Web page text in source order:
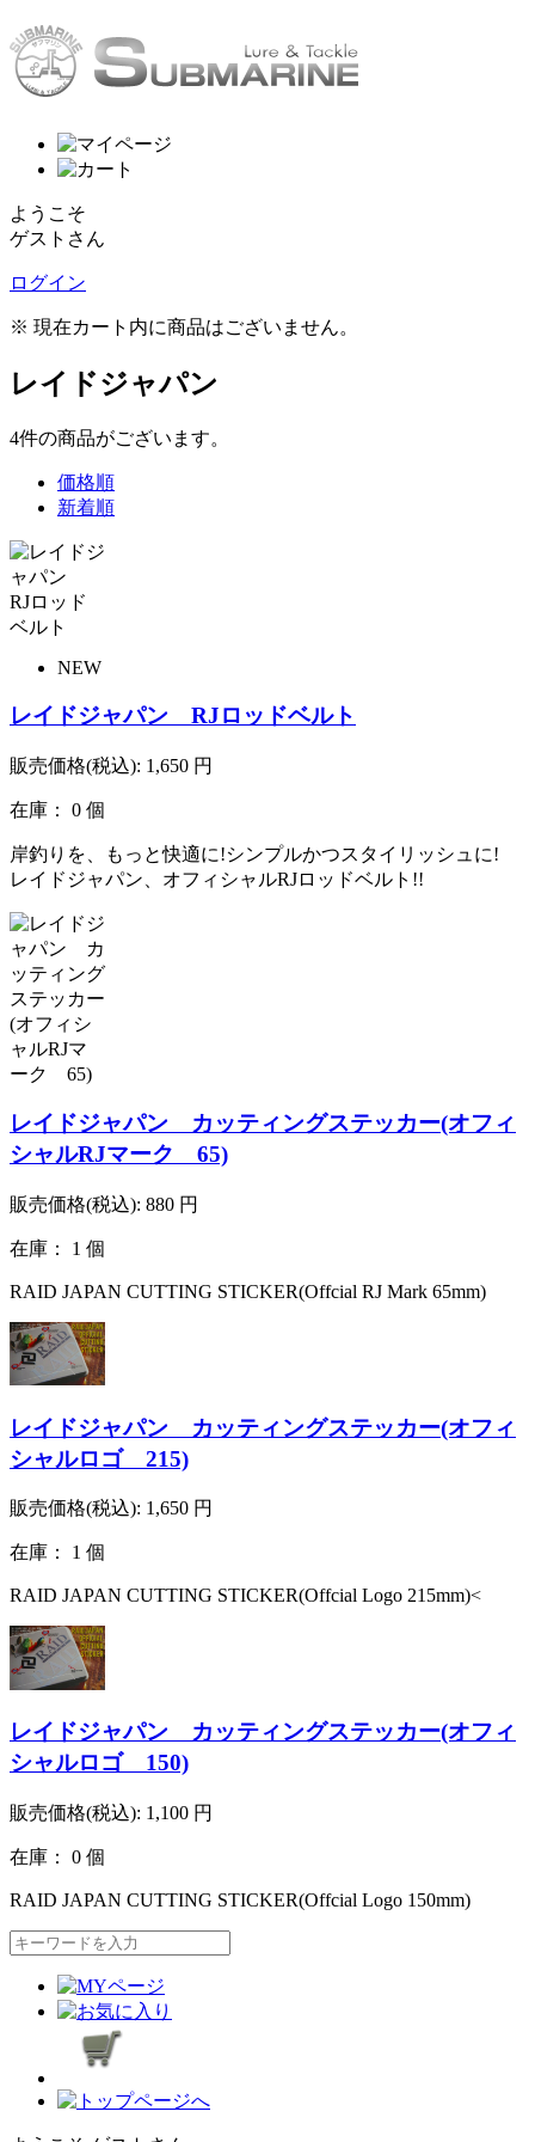
ようこそ
ゲストさん
ログイン
※ 現在カート内に商品はございません。
レイドジャパン
4件の商品がございます。
価格順
新着順
NEW
レイドジャパン RJロッドベルト
販売価格(税込): 1,650 円
在庫： 0 個
岸釣りを、もっと快適に!シンプルかつスタイリッシュに!
レイドジャパン、オフィシャルRJロッドベルト!!
レイドジャパン カッティングステッカー(オフィ
シャルRJマーク 65)
販売価格(税込): 880 円
在庫： 1 個
RAID JAPAN CUTTING STICKER(Offcial RJ Mark 65mm)
レイドジャパン カッティングステッカー(オフィ
シャルロゴ 215)
販売価格(税込): 1,650 円
在庫： 1 個
RAID JAPAN CUTTING STICKER(Offcial Logo 215mm)<
レイドジャパン カッティングステッカー(オフィ
シャルロゴ 150)
販売価格(税込): 1,100 円
在庫： 0 個
RAID JAPAN CUTTING STICKER(Offcial Logo 150mm)